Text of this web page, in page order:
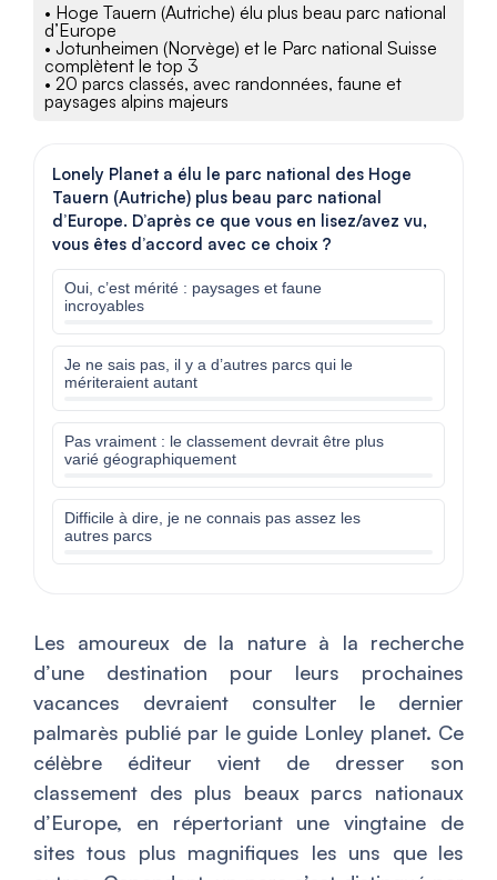
• Hoge Tauern (Autriche) élu plus beau parc national
d’Europe
• Jotunheimen (Norvège) et le Parc national Suisse
complètent le top 3
• 20 parcs classés, avec randonnées, faune et
paysages alpins majeurs
Lonely Planet a élu le parc national des Hoge
Tauern (Autriche) plus beau parc national
d’Europe. D’après ce que vous en lisez/avez vu,
vous êtes d’accord avec ce choix ?
Oui, c’est mérité : paysages et faune
incroyables
Je ne sais pas, il y a d’autres parcs qui le
mériteraient autant
Pas vraiment : le classement devrait être plus
varié géographiquement
Difficile à dire, je ne connais pas assez les
autres parcs
Les amoureux de la nature à la recherche
d’une destination pour leurs prochaines
vacances devraient consulter le dernier
palmarès publié par le guide Lonley planet. Ce
célèbre éditeur vient de dresser son
classement des plus beaux parcs nationaux
d’Europe, en répertoriant une vingtaine de
sites tous plus magnifiques les uns que les